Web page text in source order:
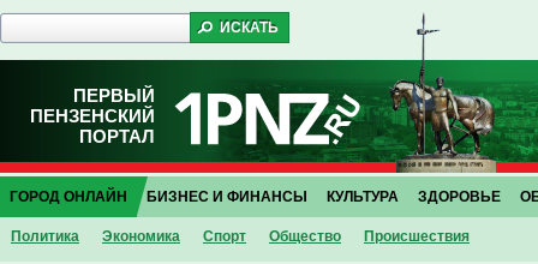
ПЕРВЫЙ
ПЕНЗЕНСКИЙ
ПОРТАЛ
ГОРОД ОНЛАЙН
Политика Экономика Спорт Общество Проиcшествия
БИЗНЕС И ФИНАНСЫ КУЛЬТУРА ЗДОРОВЬЕ